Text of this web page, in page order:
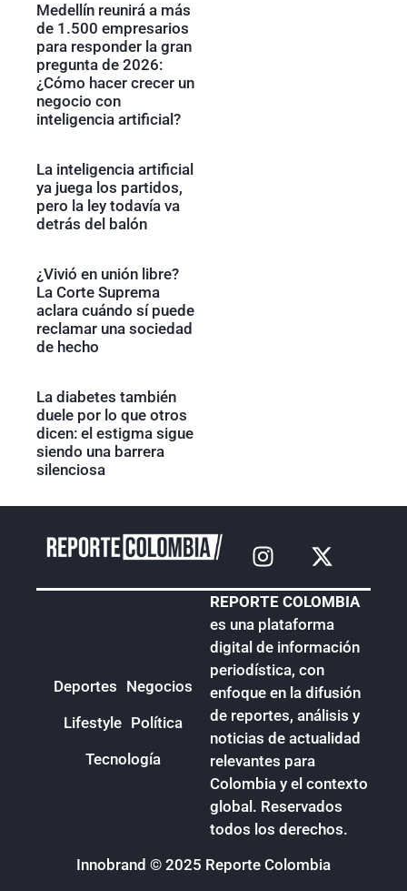
Medellín reunirá a más
de 1.500 empresarios
para responder la gran
pregunta de 2026:
¿Cómo hacer crecer un
negocio con
inteligencia artificial?
La inteligencia artificial
ya juega los partidos,
pero la ley todavía va
detrás del balón
¿Vivió en unión libre?
La Corte Suprema
aclara cuándo sí puede
reclamar una sociedad
de hecho
La diabetes también
duele por lo que otros
dicen: el estigma sigue
siendo una barrera
silenciosa
Deportes Negocios
Lifestyle Política
Tecnología
REPORTE COLOMBIA
es una plataforma
digital de información
periodística, con
enfoque en la difusión
de reportes, análisis y
noticias de actualidad
relevantes para
Colombia y el contexto
global. Reservados
todos los derechos.
Innobrand © 2025 Reporte Colombia